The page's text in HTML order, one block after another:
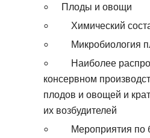
Плоды и овощи
Химический
Микробиология
Наиболее
консервном
плодов и овощей и
их возбудителей
Мероприятия по